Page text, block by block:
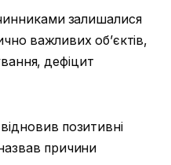
залишалися
важливих об’єктів,
дефіцит